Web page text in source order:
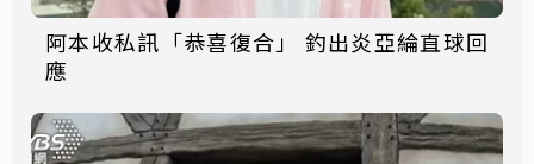
阿本收私訊「恭喜復合」 釣出炎亞綸直球回
應